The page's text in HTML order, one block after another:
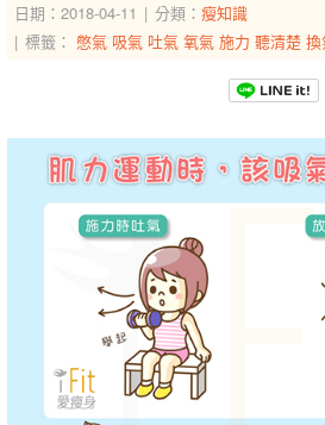
日期：2018-04-11 分類： 瘦知識
標籤： 憋氣 吸氣 吐氣 氧氣 施力 聽清楚